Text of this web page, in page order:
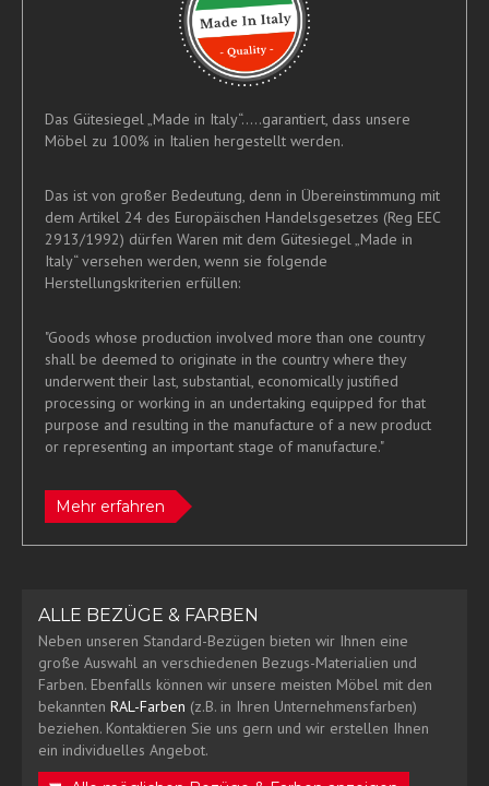
Das Gütesiegel „Made in Italy“.....garantiert, dass unsere
Möbel zu 100% in Italien hergestellt werden.
Das ist von großer Bedeutung, denn in Übereinstimmung mit
dem Artikel 24 des Europäischen Handelsgesetzes (Reg EEC
2913/1992) dürfen Waren mit dem Gütesiegel „Made in
Italy“ versehen werden, wenn sie folgende
Herstellungskriterien erfüllen:
"Goods whose production involved more than one country
shall be deemed to originate in the country where they
underwent their last, substantial, economically justified
processing or working in an undertaking equipped for that
purpose and resulting in the manufacture of a new product
or representing an important stage of manufacture."
Mehr erfahren
ALLE BEZÜGE & FARBEN
Neben unseren Standard-Bezügen bieten wir Ihnen eine
große Auswahl an verschiedenen Bezugs-Materialien und
Farben. Ebenfalls können wir unsere meisten Möbel mit den
bekannten RAL-Farben (z.B. in Ihren Unternehmensfarben)
beziehen. Kontaktieren Sie uns gern und wir erstellen Ihnen
ein individuelles Angebot.